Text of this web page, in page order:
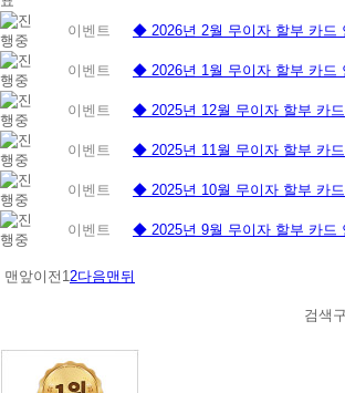
이벤트 ◆ 2026년 2월 무이자 할부 카
이벤트 ◆ 2026년 1월 무이자 할부 카
이벤트 ◆ 2025년 12월 무이자 할부 카
이벤트 ◆ 2025년 11월 무이자 할부 카
이벤트 ◆ 2025년 10월 무이자 할부 카
이벤트 ◆ 2025년 9월 무이자 할부 카
맨앞이전 1 2다음맨뒤
검색